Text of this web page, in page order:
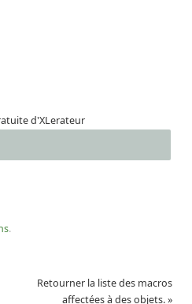
d'XLerateur
.
Retourner la liste des macros
affectées à des objets.»